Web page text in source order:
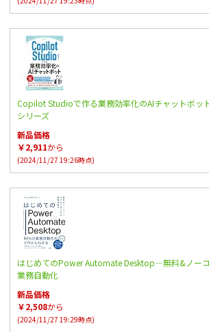
Copilot Studioで作る業務効率化のAIチャットボッ
シリーズ
新品価格
￥2,911から
(2024/11/27 19:26時点)
はじめてのPower Automate Desktop―無料&ノー
業務自動化
新品価格
￥2,508から
(2024/11/27 19:29時点)